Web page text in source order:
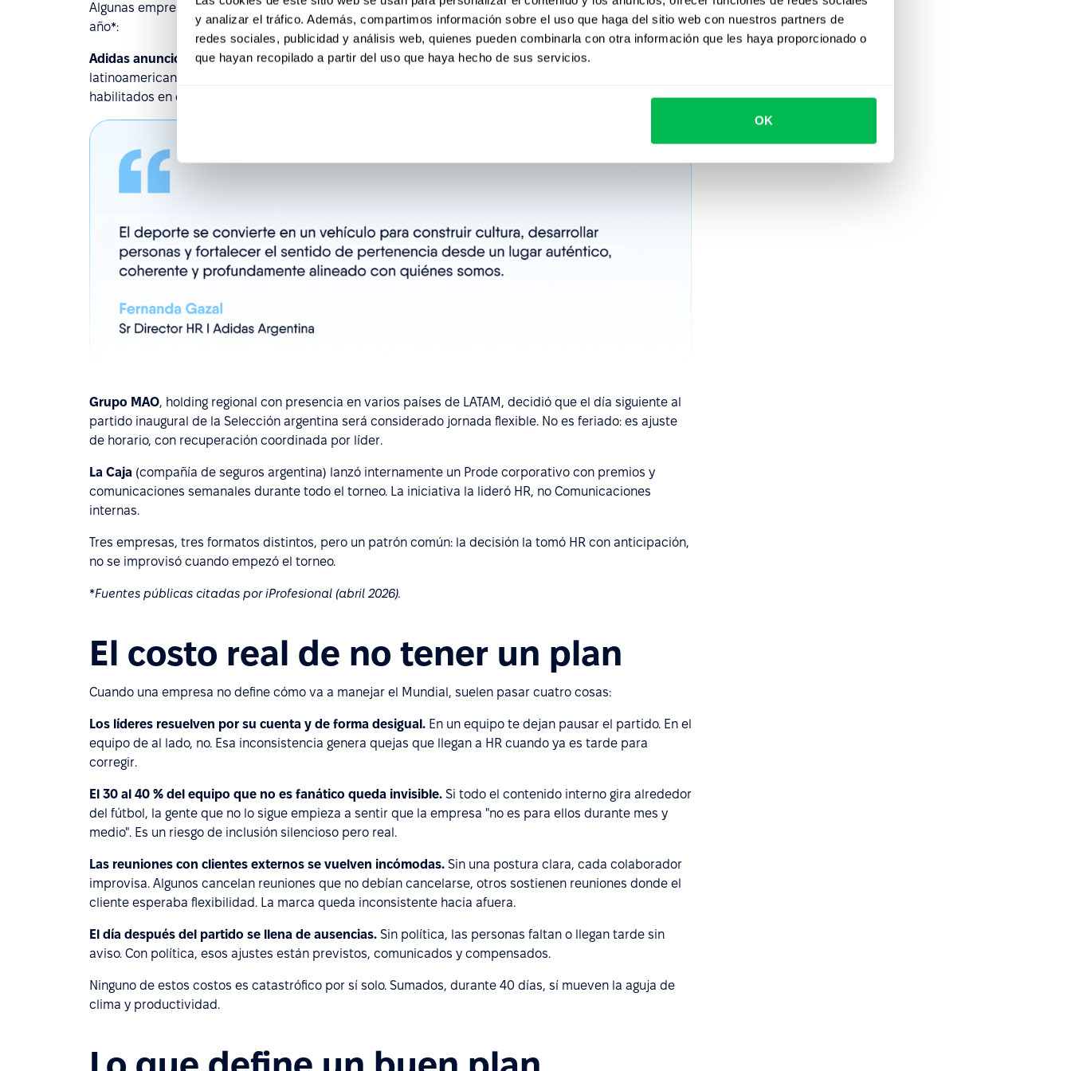
y analizar el tráfico. Además, compartimos información sobre el uso que haga del sitio web con nuestros partners de
redes sociales, publicidad y análisis web, quienes pueden combinarla con otra información que les haya proporcionado o
que hayan recopilado a partir del uso que haya hecho de sus servicios.
OK
Algunas empresas grandes ya tienen el plan en marcha. Tres casos que aparecieron en prensa este
año*:
Adidas anunció en abrilque va a permitir a sus colaboradores de Argentina y otros países
latinoamericanos ver los partidos de su Selección principal en horario laboral, con espacios
habilitados en oficinas y transmisión interna para quienes trabajen remoto.
Grupo MAO, holding regional con presencia en varios países de LATAM, decidió que el día siguiente al
partido inaugural de la Selección argentina será considerado jornada flexible. No es feriado: es ajuste
de horario, con recuperación coordinada por líder.
La Caja (compañía de seguros argentina) lanzó internamente un Prode corporativo con premios y
comunicaciones semanales durante todo el torneo. La iniciativa la lideró HR, no Comunicaciones
internas.
Tres empresas, tres formatos distintos, pero un patrón común: la decisión la tomó HR con anticipación,
no se improvisó cuando empezó el torneo.
*Fuentes públicas citadas por iProfesional (abril 2026).
El costo real de no tener un plan
Cuando una empresa no define cómo va a manejar el Mundial, suelen pasar cuatro cosas:
Los líderes resuelven por su cuenta y de forma desigual. En un equipo te dejan pausar el partido. En el
equipo de al lado, no. Esa inconsistencia genera quejas que llegan a HR cuando ya es tarde para
corregir.
El 30 al 40 % del equipo que no es fanático queda invisible. Si todo el contenido interno gira alrededor
del fútbol, la gente que no lo sigue empieza a sentir que la empresa "no es para ellos durante mes y
medio". Es un riesgo de inclusión silencioso pero real.
Las reuniones con clientes externos se vuelven incómodas. Sin una postura clara, cada colaborador
improvisa. Algunos cancelan reuniones que no debían cancelarse, otros sostienen reuniones donde el
cliente esperaba flexibilidad. La marca queda inconsistente hacia afuera.
El día después del partido se llena de ausencias. Sin política, las personas faltan o llegan tarde sin
aviso. Con política, esos ajustes están previstos, comunicados y compensados.
Ninguno de estos costos es catastrófico por sí solo. Sumados, durante 40 días, sí mueven la aguja de
clima y productividad.